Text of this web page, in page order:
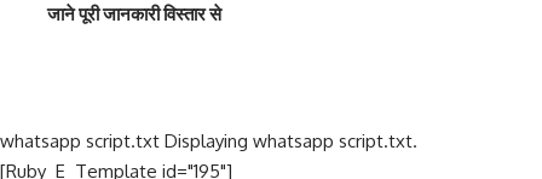
जाने पूरी जानकारी विस्तार से
whatsapp script.txt Displaying whatsapp script.txt.
[Ruby_E_Template id="195"]